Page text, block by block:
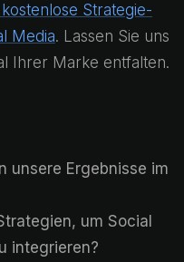
Strategie-
Media. Lassen Sie uns
Ihrer Marke entfalten.
unsere Ergebnisse im
um Social
integrieren?